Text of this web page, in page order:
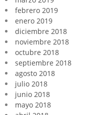
febrero 2019
enero 2019
diciembre 2018
noviembre 2018
octubre 2018
septiembre 2018
agosto 2018
julio 2018
junio 2018
mayo 2018